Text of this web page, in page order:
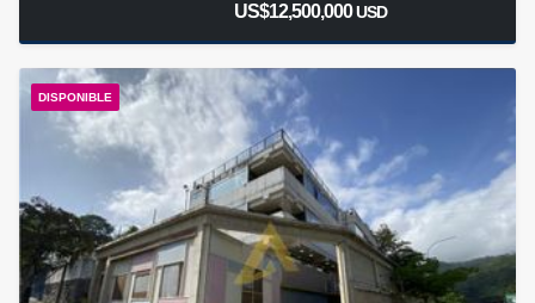
US$12,500,000USD
DISPONIBLE